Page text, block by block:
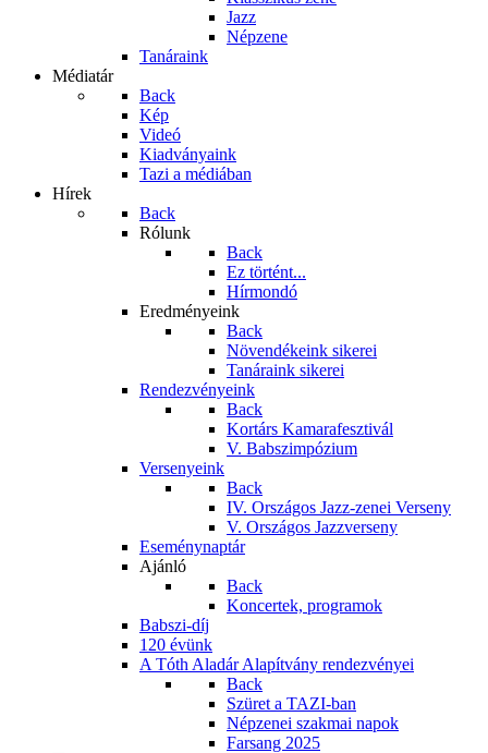
Jazz
Népzene
Tanáraink
Médiatár
Back
Kép
Videó
Kiadványaink
Tazi a médiában
Hírek
Back
Rólunk
Back
Ez történt...
Hírmondó
Eredményeink
Back
Növendékeink sikerei
Tanáraink sikerei
Rendezvényeink
Back
Kortárs Kamarafesztivál
V. Babszimpózium
Versenyeink
Back
IV. Országos Jazz-zenei Verseny
V. Országos Jazzverseny
Eseménynaptár
Ajánló
Back
Koncertek, programok
Babszi-díj
120 évünk
A Tóth Aladár Alapítvány rendezvényei
Back
Szüret a TAZI-ban
Népzenei szakmai napok
Farsang 2025